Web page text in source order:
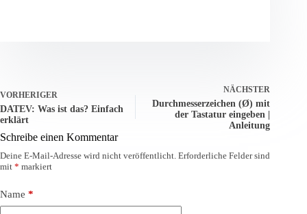
VORHERIGER
DATEV: Was ist das? Einfach
erklärt
NÄCHSTER
Durchmesserzeichen (Ø) mit
der Tastatur eingeben |
Anleitung
Schreibe einen Kommentar
Deine E-Mail-Adresse wird nicht veröffentlicht. Erforderliche Felder sind
mit * markiert
Name *